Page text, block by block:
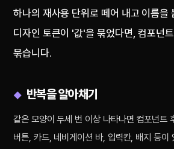
하나의 재사용 단위로 떼어 내고 이름을
디자인 토큰이 '값'을 묶었다면, 컴포넌
묶습니다.
반복을 알아채기
같은 모양이 두세 번 이상 나타나면 컴포넌트
버튼, 카드, 네비게이션 바, 입력칸, 배지 등이